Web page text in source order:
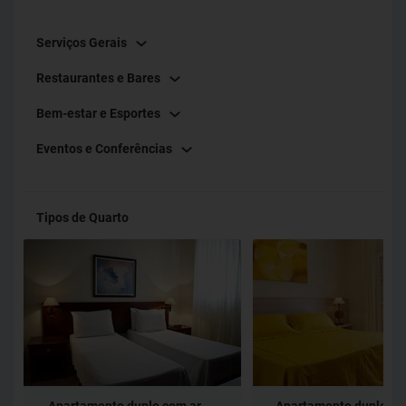
Serviços Gerais
Restaurantes e Bares
Bem-estar e Esportes
Eventos e Conferências
Tipos de Quarto